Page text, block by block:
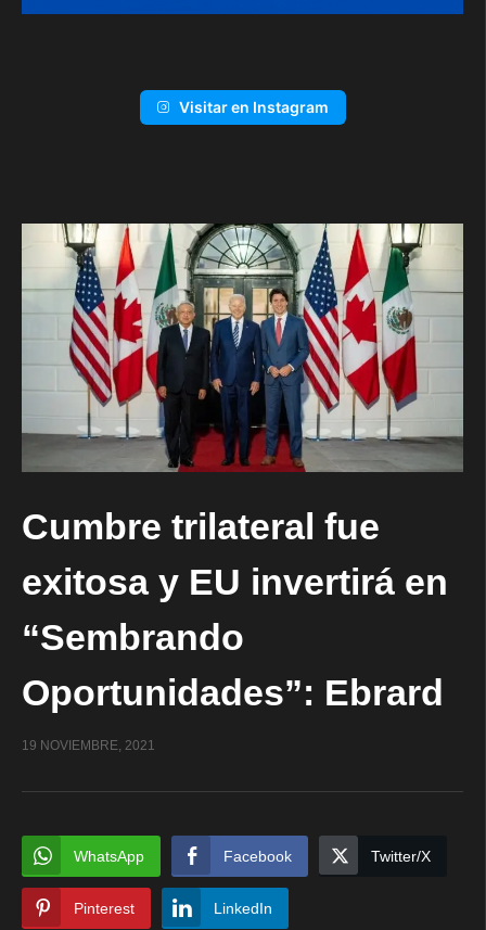
Visitar en Instagram
Cumbre trilateral fue
exitosa y EU invertirá en
“Sembrando
Oportunidades”: Ebrard
19 NOVIEMBRE, 2021
WhatsApp Facebook Twitter/X
Pinterest LinkedIn